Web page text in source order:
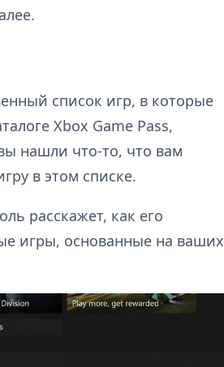
список игр, в которые
Xbox Game Pass,
нашли что-то, что вам
в этом списке.
расскажет, как его
игры, основанные на ваших